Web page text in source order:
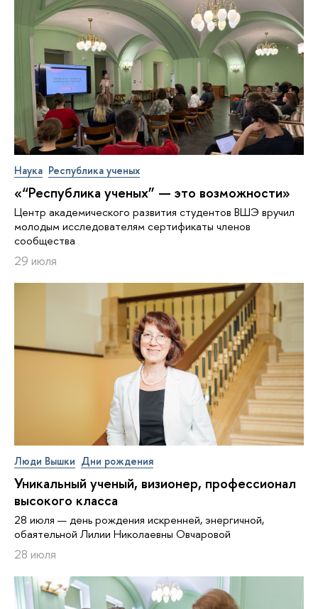
Наука Республика ученых
«“Республика ученых” — это возможности»
Центр академического развития студентов ВШЭ вручил
молодым исследователям сертификаты членов
сообщества
29 июля
Люди Вышки Дни рождения
Уникальный ученый, визионер, про­фес­си­о­нал
высокого класса
28 июля — день рождения искренней, энергичной,
обаятельной Лилии Николаевны Овчаровой
28 июля